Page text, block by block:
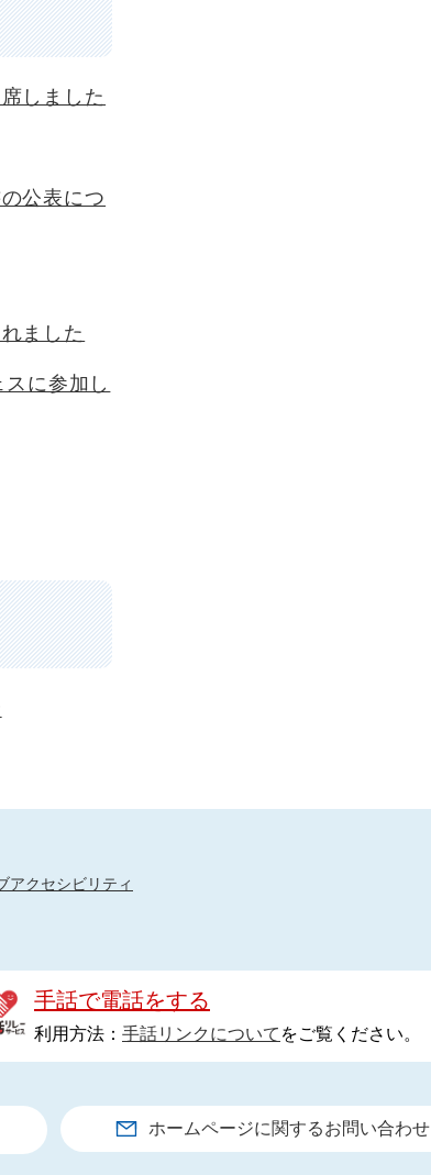
しました
公表につ
ました
に参加し
アクセシビリティ
手話で電話をする
利用方法： 手話リンクについて をご覧ください。
ホームページに関するお問い合わせ